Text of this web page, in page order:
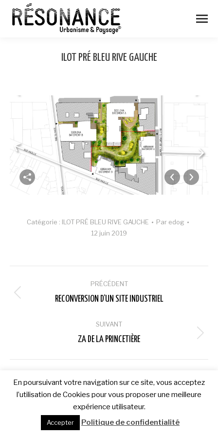
ILOT PRÉ BLEU RIVE GAUCHE
Catégorie : ILOT PRÉ BLEU RIVE GAUCHE Par edog
12 juin 2019
album
PRÉCÉDENT
Album
:
RECONVERSION D’UN SITE INDUSTRIEL
SUIVANT
Album
:
ZA DE LA PRINCETIÈRE
En poursuivant votre navigation sur ce site, vous acceptez
l’utilisation de Cookies pour vous proposer une meilleure
expérience utilisateur.
Accepter Politique de confidentialité